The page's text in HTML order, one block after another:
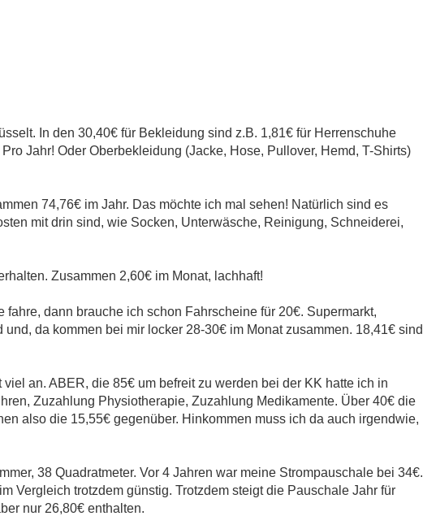
In den 30,40€ für Bekleidung sind z.B. 1,81€ für Herrenschuhe
Jahr! Oder Oberbekleidung (Jacke, Hose, Pullover, Hemd, T-Shirts)
74,76€ im Jahr. Das möchte ich mal sehen! Natürlich sind es
mit drin sind, wie Socken, Unterwäsche, Reinigung, Schneiderei,
Zusammen 2,60€ im Monat, lachhaft!
dann brauche ich schon Fahrscheine für 20€. Supermarkt,
da kommen bei mir locker 28-30€ im Monat zusammen. 18,41€ sind
an. ABER, die 85€ um befreit zu werden bei der KK hatte ich in
Zuzahlung Physiotherapie, Zuzahlung Medikamente. Über 40€ die
also die 15,55€ gegenüber. Hinkommen muss ich da auch irgendwie,
38 Quadratmeter. Vor 4 Jahren war meine Strompauschale bei 34€.
Vergleich trotzdem günstig. Trotzdem steigt die Pauschale Jahr für
nur 26,80€ enthalten.